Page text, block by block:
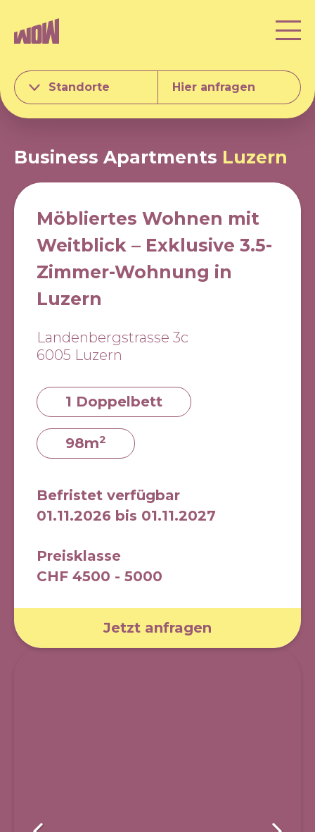
Standorte Hier anfragen
Business Apartments Luzern
Möbliertes Wohnen mit
Weitblick – Exklusive 3.5-
Zimmer-Wohnung in
Luzern
Landenbergstrasse 3c
6005 Luzern
1 Doppelbett
98m2
Befristet verfügbar
01.11.2026 bis 01.11.2027
Preisklasse
CHF 4500 - 5000
Jetzt anfragen